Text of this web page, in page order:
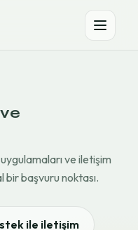
ve iletişim
bir başvuru noktası.
ile iletişim